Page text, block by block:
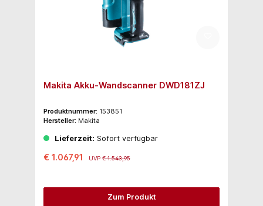
Makita Akku-Wandscanner DWD181ZJ
Produktnummer: 153851
Hersteller: Makita
Lieferzeit: Sofort verfügbar
€ 1.067,91 UVP€ 1.543,95
Zum Produkt